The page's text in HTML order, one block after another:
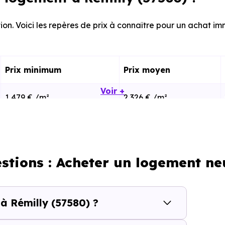
Voici les repères de prix à connaître pour un achat
Prix minimum Prix moyen
1 479 € /m² 2 326 € /m²
dans la commune, la surface, les
se compose de 29 % d'appartements et 71 % de
Voir +
: Acheter un logement
Rémilly (57580) ?